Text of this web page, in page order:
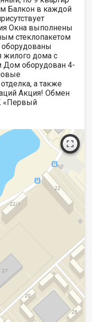
м Балкон в каждой
Окна выполнены
стеклопакетом
оборудованы
жилого дома с
Дом оборудован 4-
а также
Акция! Обмен
«Первый